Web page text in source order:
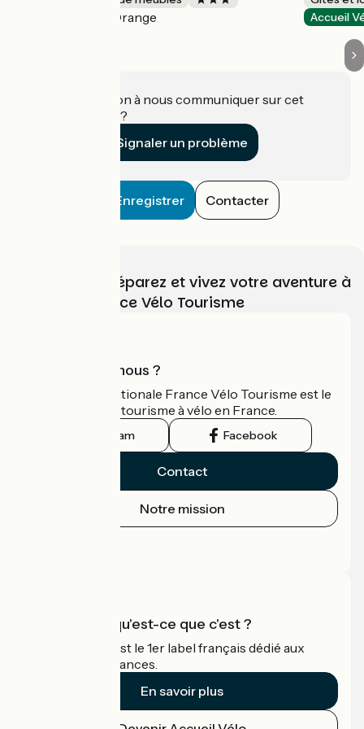
Orange
Accueil
Une information à nous communiquer sur cet
établissement ?
Signaler un problème
Enregistrer Contacter
Choisissez, préparez et vivez votre aventure à
vélo avec France Vélo Tourisme
Qui sommes-nous ?
L'association nationale France Vélo Tourisme est le
guide officiel du tourisme à vélo en France.
Instagram Facebook
Contact
Notre mission
Accueil Vélo qu'est-ce que c'est ?
Accueil Vélo c'est le 1er label français dédié aux
cyclistes en vacances.
En savoir plus